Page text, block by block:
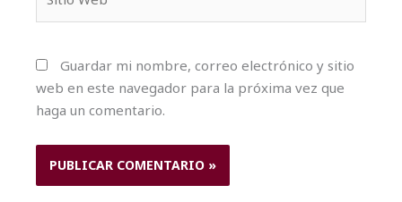
Web
Guardar mi nombre, correo electrónico y sitio
web en este navegador para la próxima vez que
haga un comentario.